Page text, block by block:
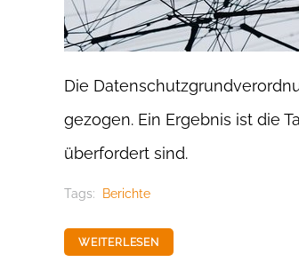
Die
gezogen. Ein Ergebnis ist die
überfordert sind.
Tags: Berichte
WEITERLESEN